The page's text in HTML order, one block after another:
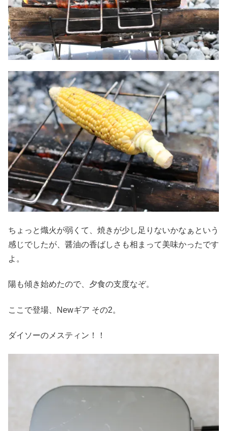
ちょっと熾火が弱くて、焼きが少し足りないかなぁという
感じでしたが、醤油の香ばしさも相まって美味かったです
よ。
陽も傾き始めたので、夕食の支度なぞ。
ここで登場、Newギア その2。
ダイソーのメスティン！！